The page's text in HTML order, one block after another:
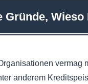
Gründe,
vermag
anderem